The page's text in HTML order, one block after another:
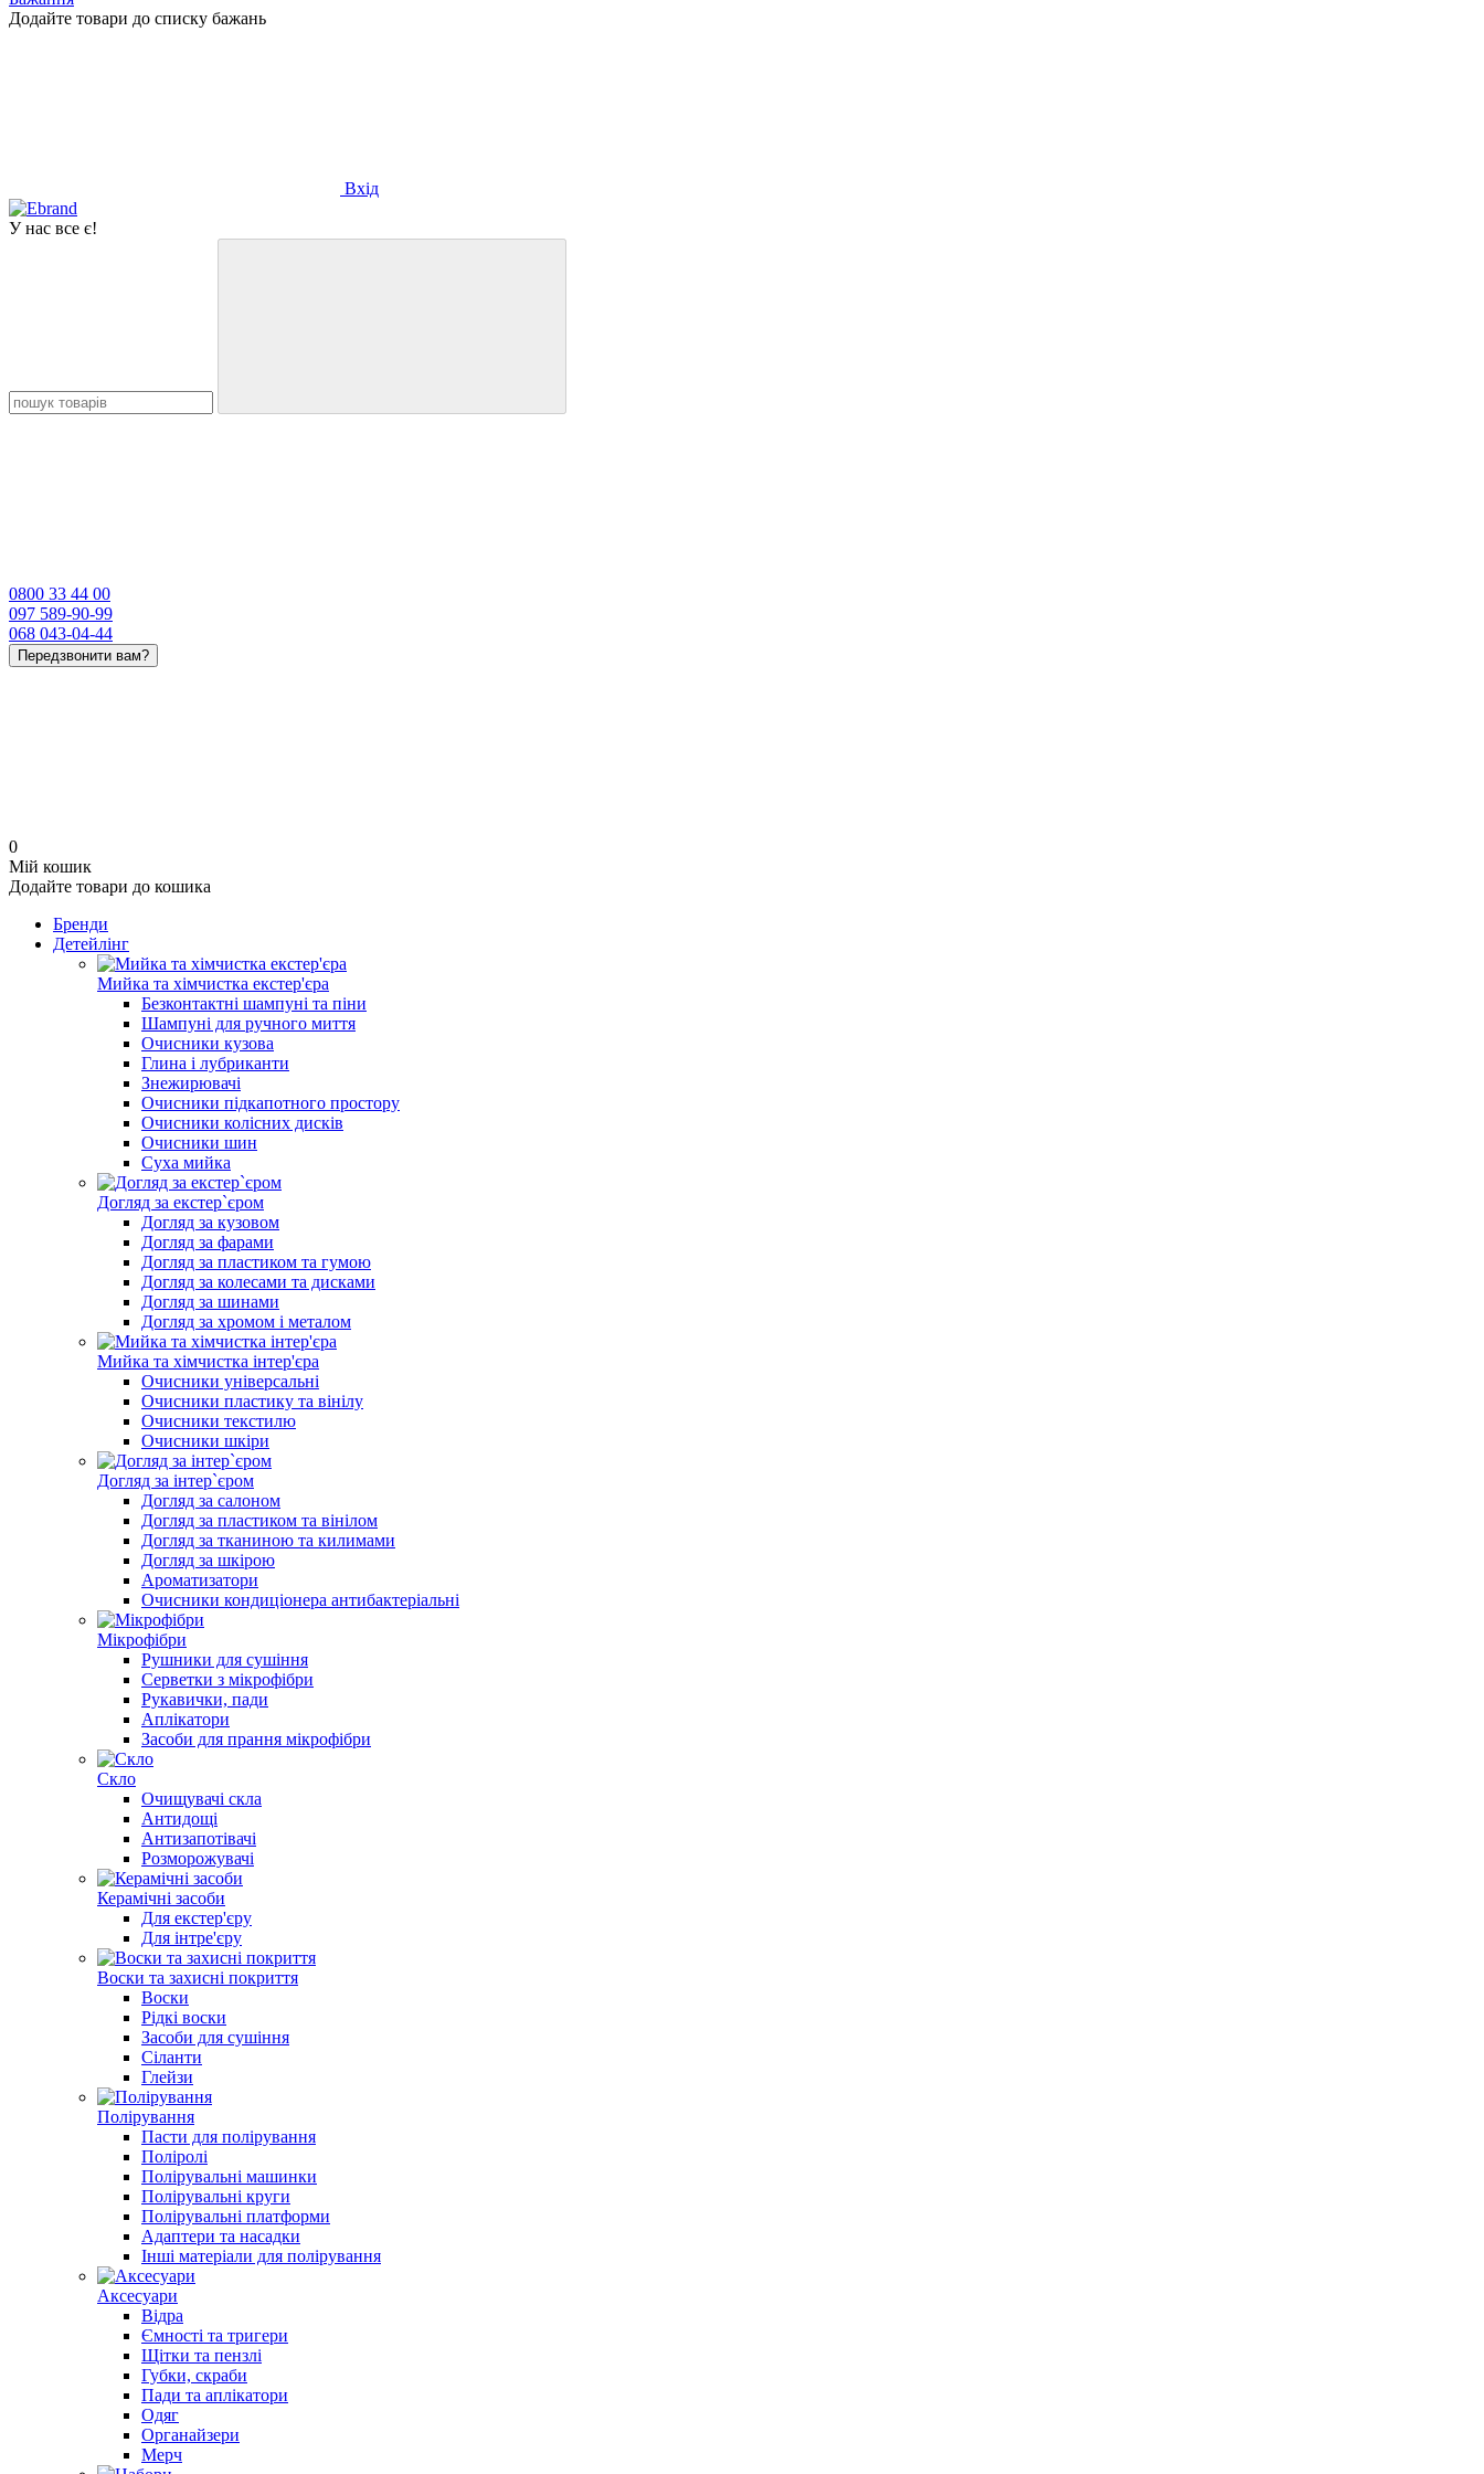
Додайте товари до списку бажань
Вхід
У нас все є!
0800 33 44 00
097 589-90-99
068 043-04-44
Передзвонити вам?
0
Мій кошик
Додайте товари до кошика
Бренди
Детейлінг
Мийка та хімчистка екстер'єра
Безконтактні шампуні та піни
Шампуні для ручного миття
Очисники кузова
Глина і лубриканти
Знежирювачі
Очисники підкапотного простору
Очисники колісних дисків
Очисники шин
Суха мийка
Догляд за екстер`єром
Догляд за кузовом
Догляд за фарами
Догляд за пластиком та гумою
Догляд за колесами та дисками
Догляд за шинами
Догляд за хромом і металом
Мийка та хімчистка інтер'єра
Очисники універсальні
Очисники пластику та вінілу
Очисники текстилю
Очисники шкіри
Догляд за інтер`єром
Догляд за салоном
Догляд за пластиком та вінілом
Догляд за тканиною та килимами
Догляд за шкірою
Ароматизатори
Очисники кондиціонера антибактеріальні
Мікрофібри
Рушники для сушіння
Серветки з мікрофібри
Рукавички, пади
Аплікатори
Засоби для прання мікрофібри
Скло
Очищувачі скла
Антидощі
Антизапотівачі
Розморожувачі
Керамічні засоби
Для екстер'єру
Для інтре'єру
Воски та захисні покриття
Воски
Рідкі воски
Засоби для сушіння
Сіланти
Глейзи
Полірування
Пасти для полірування
Поліролі
Полірувальні машинки
Полірувальні круги
Полірувальні платформи
Адаптери та насадки
Інші матеріали для полірування
Аксесуари
Відра
Ємності та тригери
Щітки та пензлі
Губки, скраби
Пади та аплікатори
Одяг
Органайзери
Мерч